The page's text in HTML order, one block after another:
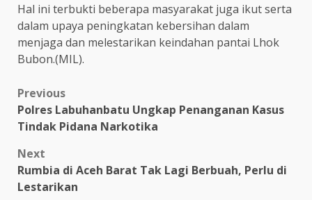
Hal ini terbukti beberapa masyarakat juga ikut serta
dalam upaya peningkatan kebersihan dalam
menjaga dan melestarikan keindahan pantai Lhok
Bubon.(MIL).
Post
navigation
Previous
Polres Labuhanbatu Ungkap Penanganan Kasus
Tindak Pidana Narkotika
Next
Rumbia di Aceh Barat Tak Lagi Berbuah, Perlu di
Lestarikan